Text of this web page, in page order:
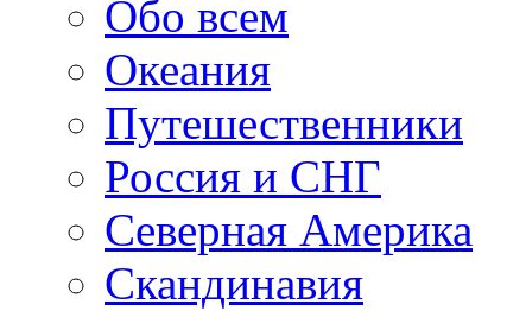
Обо всем
Океания
Путешественники
Россия и СНГ
Северная Америка
Скандинавия